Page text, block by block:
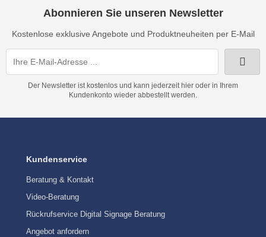
Abonnieren Sie unseren Newsletter
Kostenlose exklusive Angebote und Produktneuheiten per E-Mail
Der Newsletter ist kostenlos und kann jederzeit hier oder in Ihrem
Kundenkonto wieder abbestellt werden.
Kundenservice
Beratung & Kontakt
Video-Beratung
Rückrufservice Digital Signage Beratung
Angebot anfordern